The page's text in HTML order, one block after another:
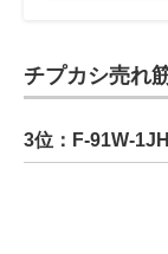
チプカシ売れ
3位：F-91W-1JH